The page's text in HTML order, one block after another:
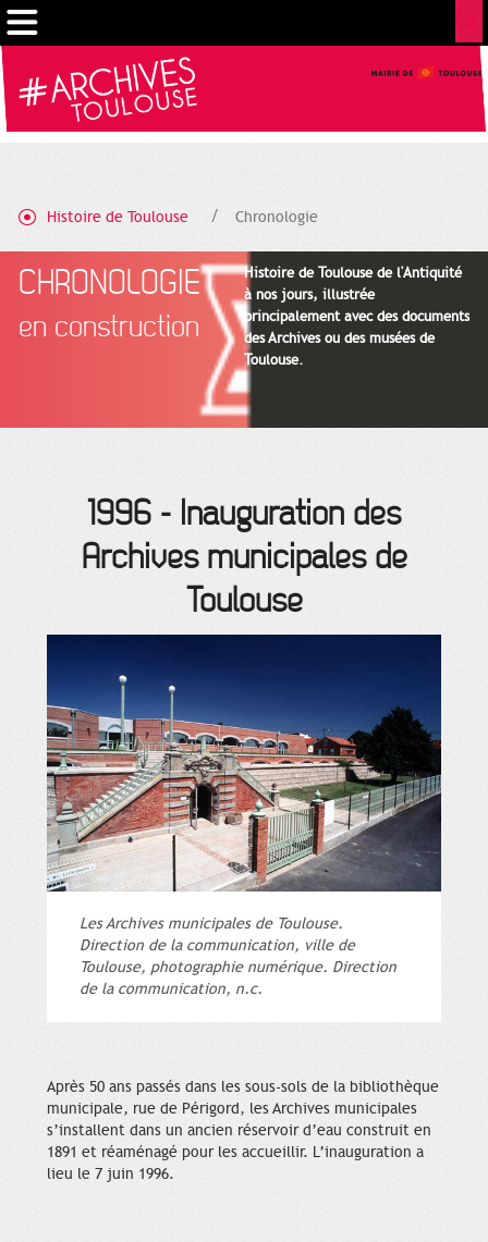
Histoire de Toulouse Chronologie
CHRONOLOGIE
en construction
Histoire de Toulouse de l'Antiquité
à nos jours, illustrée
principalement avec des documents
des Archives ou des musées de
Toulouse.
1996 - Inauguration des
Archives municipales de
Toulouse
Les Archives municipales de Toulouse.
Direction de la communication, ville de
Toulouse, photographie numérique. Direction
de la communication, n.c.
Après 50 ans passés dans les sous-sols de la bibliothèque
municipale, rue de Périgord, les Archives municipales
s’installent dans un ancien réservoir d’eau construit en
1891 et réaménagé pour les accueillir. L’inauguration a
lieu le 7 juin 1996.
Gestion de vos préférences sur les cookies